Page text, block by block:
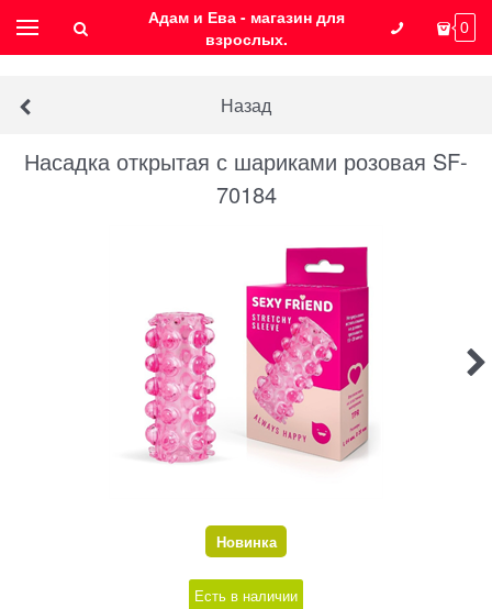
Адам и Ева - магазин для
взрослых.
0
Назад
Насадка открытая с шариками розовая SF-
70184
Новинка
Есть в наличии